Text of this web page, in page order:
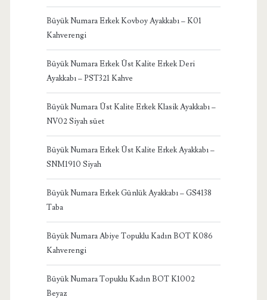
Büyük Numara Erkek Kovboy Ayakkabı – K01
Kahverengi
Büyük Numara Erkek Üst Kalite Erkek Deri
Ayakkabı – PST321 Kahve
Büyük Numara Üst Kalite Erkek Klasik Ayakkabı –
NV02 Siyah süet
Büyük Numara Erkek Üst Kalite Erkek Ayakkabı –
SNM1910 Siyah
Büyük Numara Erkek Günlük Ayakkabı – GS4138
Taba
Büyük Numara Abiye Topuklu Kadın BOT K086
Kahverengi
Büyük Numara Topuklu Kadın BOT K1002
Beyaz